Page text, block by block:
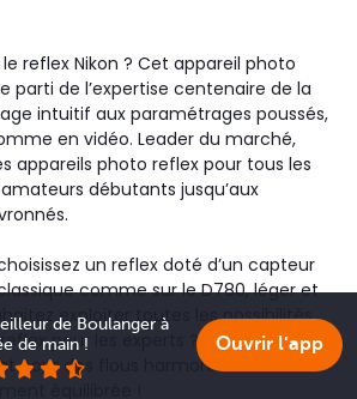
reflex Nikon ? Cet appareil photo
parti de l’expertise centenaire de la
intuitif aux paramétrages poussés,
en vidéo. Leader du marché,
appareils photo reflex pour tous les
débutants jusqu’aux
un reflex doté d’un capteur
comme sur le D780, léger et
exploiter toutes les possibilités
pour les experts ? Préférez un
pour des flous harmonieux et une
de Boulanger à
de main !
Ouvrir l'app